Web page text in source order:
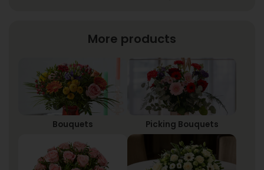
More products
Bouquets Picking Bouquets